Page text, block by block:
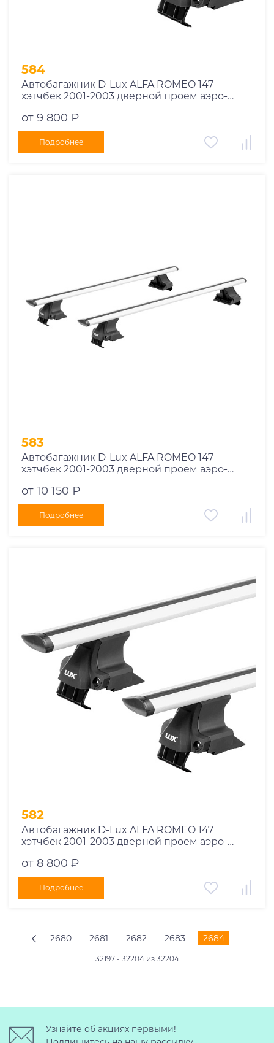
584
Автобагажник D-Lux ALFA ROMEO 147
хэтчбек 2001-2003 дверной проем аэро-
от 9 800 ₽
Подробнее
583
Автобагажник D-Lux ALFA ROMEO 147
хэтчбек 2001-2003 дверной проем аэро-
от 10 150 ₽
Подробнее
582
Автобагажник D-Lux ALFA ROMEO 147
хэтчбек 2001-2003 дверной проем аэро-
от 8 800 ₽
Подробнее
2680 2681 2682 2683 2684
32197 - 32204 из 32204
Узнайте об акциях первыми!